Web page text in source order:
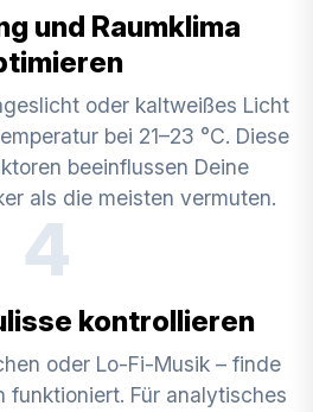
und Raumklima
oder kaltweißes Licht
bei 21–23 °C. Diese
beeinflussen Deine
als die meisten vermuten.
4
kontrollieren
oder Lo-Fi-Musik – finde
funktioniert. Für analytisches